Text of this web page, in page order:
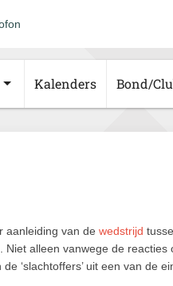
Kalenders Bond/
aanleiding van de wedstrijd
alleen vanwege de reacties
‘slachtoffers’ uit een van de